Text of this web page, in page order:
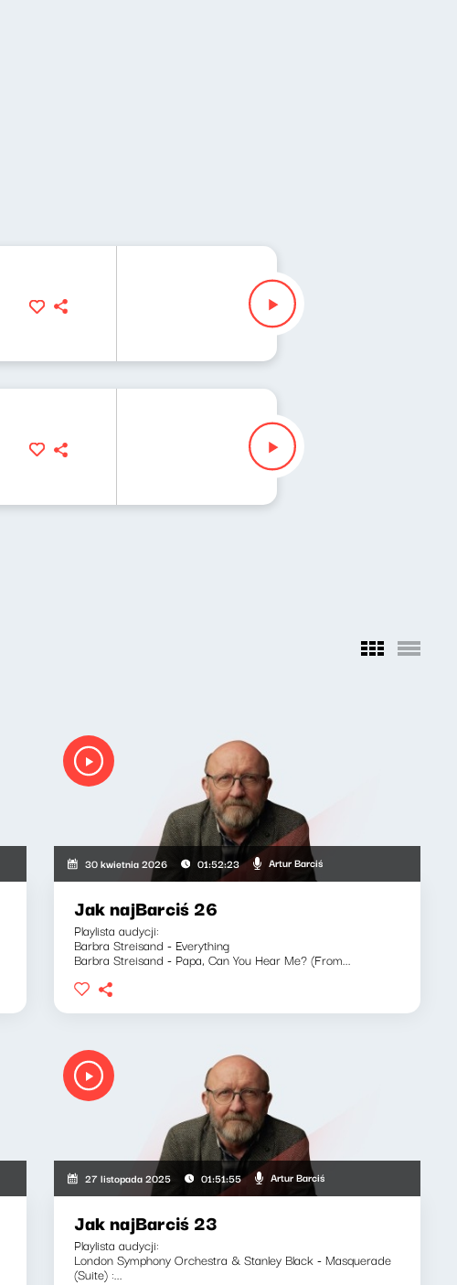
30 kwietnia 2026 01:52:23 Artur Barciś
Jak najBarciś 26
Playlista audycji:
Barbra Streisand - Everything
Barbra Streisand - Papa, Can You Hear Me? (From...
27 listopada 2025 01:51:55 Artur Barciś
Jak najBarciś 23
Playlista audycji:
London Symphony Orchestra & Stanley Black - Masquerade
(Suite) :...